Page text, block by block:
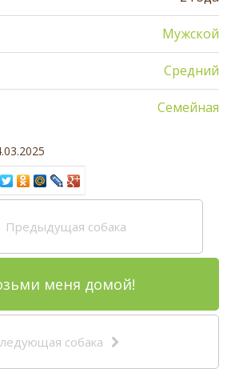
Мужской
Средний
Семейная
Предыдущая собака
меня домой!
собака